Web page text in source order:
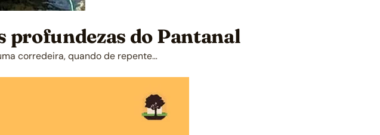
profundezas do Pantanal
corredeira, quando de repente…